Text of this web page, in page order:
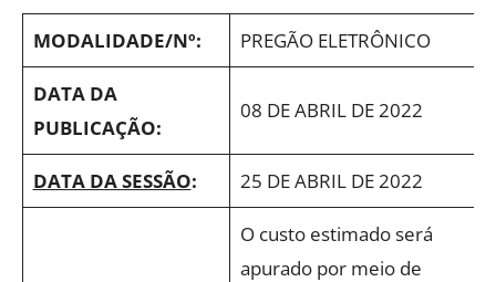
MODALIDADE/Nº: PREGÃO ELETRÔNICO
DATA DA
PUBLICAÇÃO:
08 DE ABRIL DE 2022
DATA DA SESSÃO: 25 DE ABRIL DE 2022
O custo estimado será
apurado por meio de